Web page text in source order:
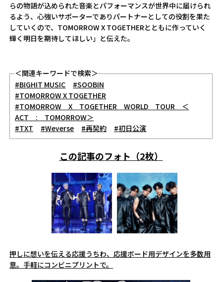
らの物語が込められた音楽とパフォーマンスが世界中に届けられ
るよう、心強いサポーターでありパートナーとしての役割を果た
していくので、TOMORROW X TOGETHERとともに作っていく
輝く明日を期待してほしい」と伝えた。
＜関連キーワードで検索＞
#BIGHIT MUSIC
#SOOBIN
#TOMORROW X TOGETHER
#TOMORROW X TOGETHER WORLD TOUR ＜
ACT : TOMORROW＞
#TXT
#Weverse #再契約 #初日公演
この記事のフォト（2枚）
押しに想いを伝える応援うちわ、応援ボード用デザインを多数用
意。手軽にコンビニプリントで。